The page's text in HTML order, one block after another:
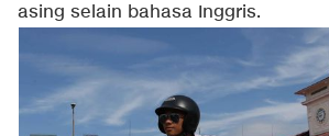
asing selain bahasa Inggris.